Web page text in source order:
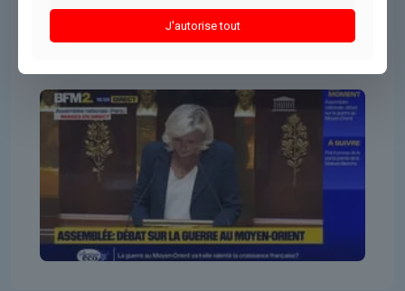
Lire l'article
J'autorise tout